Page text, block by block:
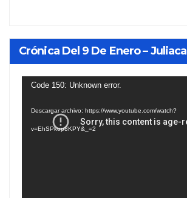
Crónica Del 9 De Enero – Juliaca
Reproductor
Code 150: Unknown error.
Descargar archivo: https://www.youtube.com/watch?
v=EhSPkop8KPY&_=2